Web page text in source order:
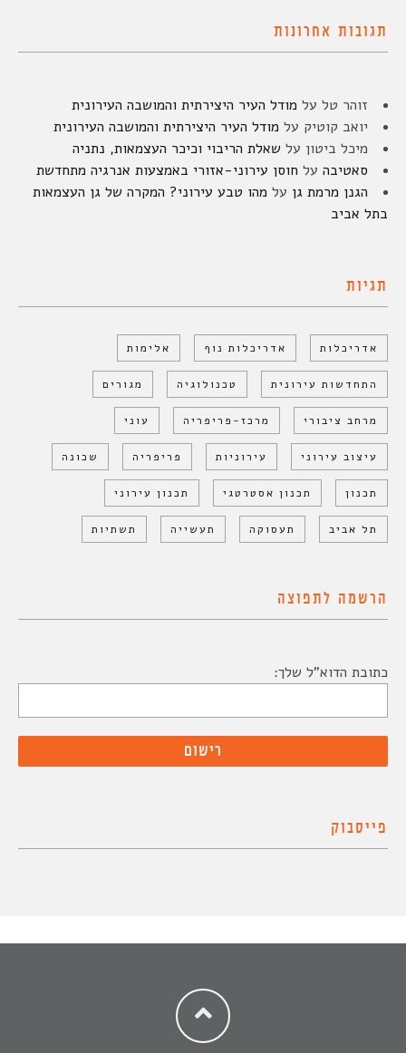
תגובות אחרונות
זוהר טל על מודל העיר היצירתית והמושבה העירונית
יואב קוטיק על מודל העיר היצירתית והמושבה העירונית
מיכל ביטון על שאלת הריבוי וכיכר העצמאות, נתניה
סאטיבה על חוסן עירוני-אזורי באמצעות אנרגיה מתחדשת
הגנן מרמת גן על מהו טבע עירוני? המקרה של גן העצמאות
בתל אביב
תגיות
אדריכלות אדריכלות נוף אלימות
התחדשות עירונית טכנולוגיה מגורים
מרחב ציבורי מרכז-פריפריה עוני
עיצוב עירוני עירוניות פריפריה שכונה
תכנון תכנון אסטרטגי תכנון עירוני
תל אביב תעסוקה תעשייה תשתיות
הרשמה לתפוצה
כתובת הדוא"ל שלך:
פייסבוק